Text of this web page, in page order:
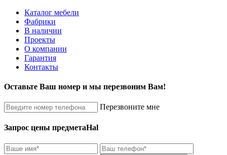
Каталог мебели
Фабрики
В наличии
Проекты
О компании
Гарантия
Контакты
Оставьте Ваш номер и мы перезвоним Вам!
Перезвоните мне
Запрос цены предметаHal